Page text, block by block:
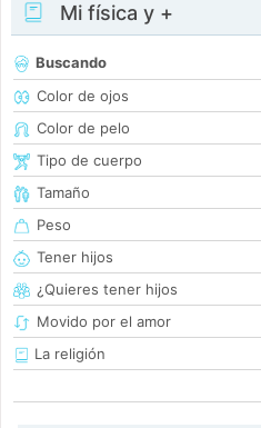
Mi física y +
Buscando
Color de ojos
Color de pelo
Tipo de cuerpo
Tamaño
Peso
Tener hijos
¿Quieres tener hijos
Movido por el amor
La religión